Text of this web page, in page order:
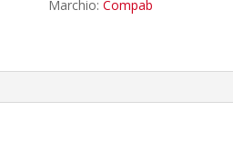
x
Marchio: Compab